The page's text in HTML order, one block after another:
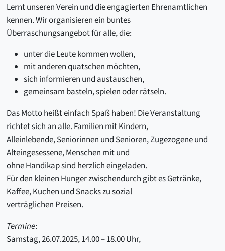
Lernt unseren Verein und die engagierten Ehrenamtlichen
kennen. Wir organisieren ein buntes
Überraschungsangebot für alle, die:
unter die Leute kommen wollen,
mit anderen quatschen möchten,
sich informieren und austauschen,
gemeinsam basteln, spielen oder rätseln.
Das Motto heißt einfach Spaß haben! Die Veranstaltung
richtet sich an alle. Familien mit Kindern,
Alleinlebende, Seniorinnen und Senioren, Zugezogene und
Alteingesessene, Menschen mit und
ohne Handikap sind herzlich eingeladen.
Für den kleinen Hunger zwischendurch gibt es Getränke,
Kaffee, Kuchen und Snacks zu sozial
verträglichen Preisen.
Termine:
Samstag, 26.07.2025, 14.00 – 18.00 Uhr,